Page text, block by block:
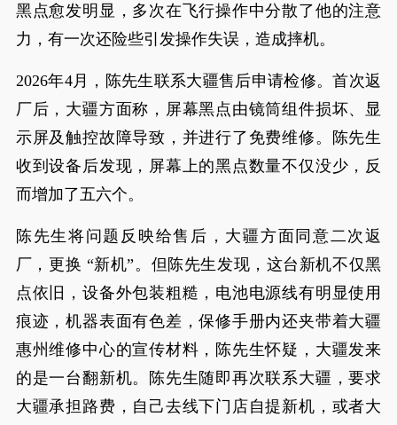
黑点愈发明显，多次在飞行操作中分散了他的注意
力，有一次还险些引发操作失误，造成摔机。
2026年4月，陈先生联系大疆售后申请检修。首次返
厂后，大疆方面称，屏幕黑点由镜筒组件损坏、显
示屏及触控故障导致，并进行了免费维修。陈先生
收到设备后发现，屏幕上的黑点数量不仅没少，反
而增加了五六个。
陈先生将问题反映给售后，大疆方面同意二次返
厂，更换 “新机”。但陈先生发现，这台新机不仅黑
点依旧，设备外包装粗糙，电池电源线有明显使用
痕迹，机器表面有色差，保修手册内还夹带着大疆
惠州维修中心的宣传材料，陈先生怀疑，大疆发来
的是一台翻新机。陈先生随即再次联系大疆，要求
大疆承担路费，自己去线下门店自提新机，或者大